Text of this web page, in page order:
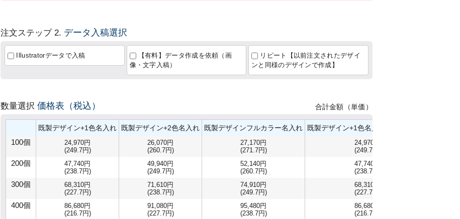
注文ステップ 2. データ入稿選択
Illustratorデータで入稿
【有料】データ作成を依頼（画
像・文字入稿）
リピート【以前注文されたデザイ
ンと同様のデザインで作成】
数量選択 価格表（税込） 合計金額（単価）
既製デザイン+1色名入れ 既製デザイン+2色名入れ 既製デザインフルカラー名入れ 既製デザイン+1色名入れ（クラフト）
100個
24,970円
(249.7円)
26,070円
(260.7円)
27,170円
(271.7円)
24,970円
(249.7円)
200個
47,740円
(238.7円)
49,940円
(249.7円)
52,140円
(260.7円)
47,740円
(238.7円)
300個
68,310円
(227.7円)
71,610円
(238.7円)
74,910円
(249.7円)
68,310円
(227.7円)
400個
86,680円
(216.7円)
91,080円
(227.7円)
95,480円
(238.7円)
86,680円
(216.7円)